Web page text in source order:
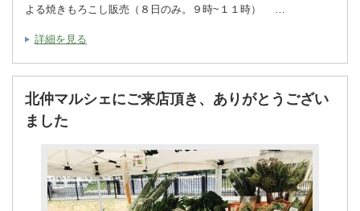
よる焼きもろこし販売（８日のみ。９時~１１時） …
詳細を見る
北仲マルシェにご来店頂き、ありがとうござい
ました